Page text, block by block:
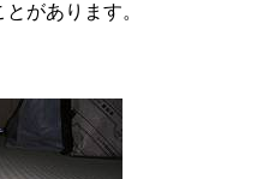
があります。